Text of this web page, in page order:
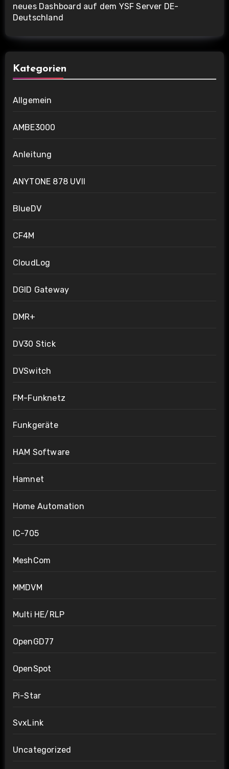
neues Dashboard auf dem YSF Server DE-
Deutschland
Kategorien
Allgemein
AMBE3000
Anleitung
ANYTONE 878 UVII
BlueDV
CF4M
CloudLog
DGID Gateway
DMR+
DV30 Stick
DVSwitch
FM-Funknetz
Funkgeräte
HAM Software
Hamnet
Home Automation
IC-705
MeshCom
MMDVM
Multi HE/RLP
OpenGD77
OpenSpot
Pi-Star
SvxLink
Uncategorized